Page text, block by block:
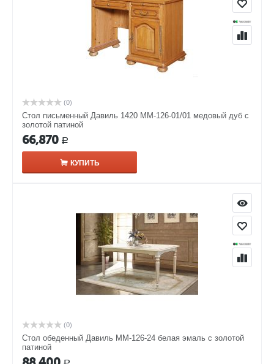
(0)
Стол письменный Давиль 1420 ММ-126-01/01 медовый дуб с
золотой патиной
66,870 Р
КУПИТЬ
(0)
Стол обеденный Давиль ММ-126-24 белая эмаль с золотой
патиной